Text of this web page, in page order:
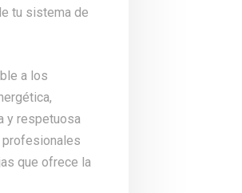
tu sistema de
a los
y respetuosa
profesionales
que ofrece la